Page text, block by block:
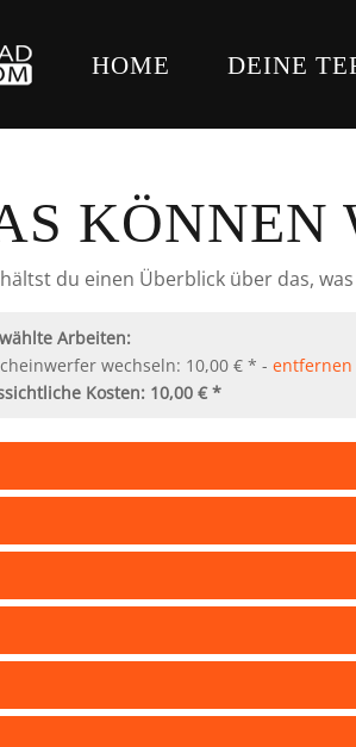
HOME DEINE
KÖNNEN
du einen Überblick über das,
Arbeiten:
wechseln: 10,00 € * - entfernen
Kosten: 10,00 € *